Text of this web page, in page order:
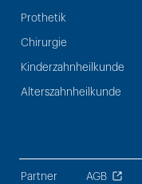
Prothetik
Chirurgie
Kinderzahnheilkunde
Alterszahnheilkunde
Partner AGB